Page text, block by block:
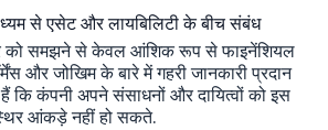
से एसेट और लायबिलिटी के बीच संबंध
को समझने से केवल आंशिक रूप से फाइनेंशियल
और जोखिम के बारे में गहरी जानकारी प्रदान
कि कंपनी अपने संसाधनों और दायित्वों को इस
आंकड़े नहीं हो सकते.